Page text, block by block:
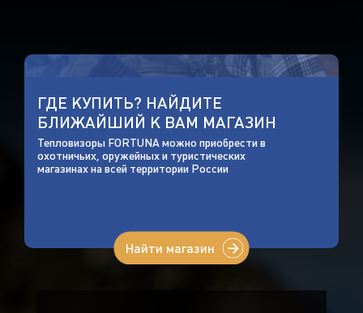
ГДЕ КУПИТЬ? НАЙДИТЕ
БЛИЖАЙШИЙ К ВАМ МАГАЗИН
Тепловизоры FORTUNA можно приобрести в
охотничьих, оружейных и туристических
магазинах на всей территории России
Найти магазин